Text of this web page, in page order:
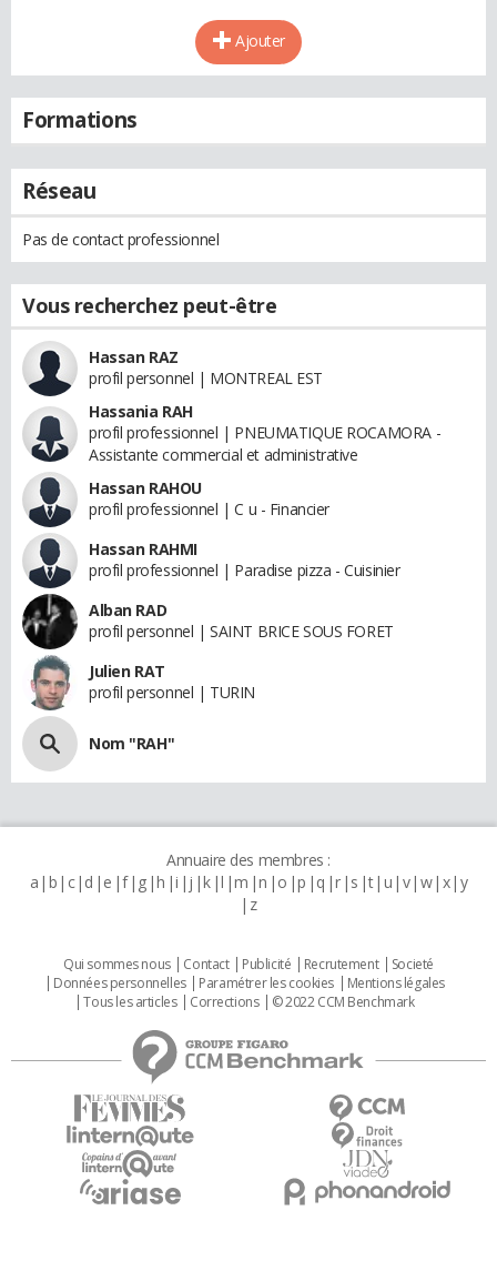
Ajouter
Formations
Réseau
Pas de contact professionnel
Vous recherchez peut-être
Hassan RAZ
profil personnel | MONTREAL EST
Hassania RAH
profil professionnel | PNEUMATIQUE ROCAMORA -
Assistante commercial et administrative
Hassan RAHOU
profil professionnel | C u - Financier
Hassan RAHMI
profil professionnel | Paradise pizza - Cuisinier
Alban RAD
profil personnel | SAINT BRICE SOUS FORET
Julien RAT
profil personnel | TURIN
Nom "RAH"
Annuaire des membres :
a b c d e f g h i j k l m n o p q r s t u v w x y
z
Qui sommes nous Contact Publicité Recrutement
Societé
Données personnelles
Paramétrer les cookies
Mentions légales
Tous les articles
Corrections © 2022 CCM Benchmark